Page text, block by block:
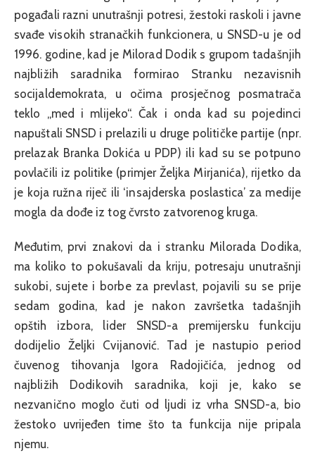
pogađali razni unutrašnji potresi, žestoki raskoli i javne
svađe visokih stranačkih funkcionera, u SNSD-u je od
1996. godine, kad je Milorad Dodik s grupom tadašnjih
najbližih saradnika formirao Stranku nezavisnih
socijaldemokrata, u očima prosječnog posmatrača
teklo „med i mlijeko“. Čak i onda kad su pojedinci
napuštali SNSD i prelazili u druge političke partije (npr.
prelazak Branka Dokića u PDP) ili kad su se potpuno
povlačili iz politike (primjer Željka Mirjanića), rijetko da
je koja ružna riječ ili ‘insajderska poslastica’ za medije
mogla da dođe iz tog čvrsto zatvorenog kruga.
Međutim, prvi znakovi da i stranku Milorada Dodika,
ma koliko to pokušavali da kriju, potresaju unutrašnji
sukobi, sujete i borbe za prevlast, pojavili su se prije
sedam godina, kad je nakon završetka tadašnjih
opštih izbora, lider SNSD-a premijersku funkciju
dodijelio Željki Cvijanović. Tad je nastupio period
čuvenog tihovanja Igora Radojičića, jednog od
najbližih Dodikovih saradnika, koji je, kako se
nezvanično moglo čuti od ljudi iz vrha SNSD-a, bio
žestoko uvrijeđen time što ta funkcija nije pripala
njemu.